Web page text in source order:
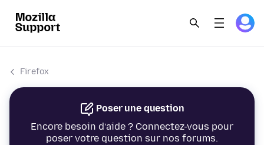
Firefox
Poser une question
Encore besoin d’aide ? Connectez-vous pour
poser votre question sur nos forums.